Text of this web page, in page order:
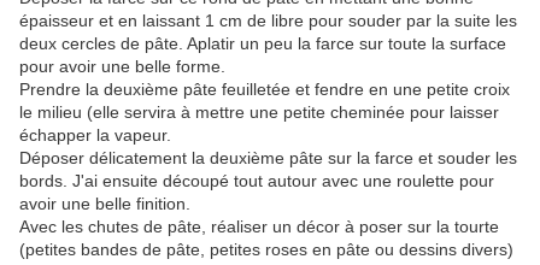
épaisseur et en laissant 1 cm de libre pour souder par la suite les
deux cercles de pâte. Aplatir un peu la farce sur toute la surface
pour avoir une belle forme.
Prendre la deuxième pâte feuilletée et fendre en une petite croix
le milieu (elle servira à mettre une petite cheminée pour laisser
échapper la vapeur.
Déposer délicatement la deuxième pâte sur la farce et souder les
bords. J'ai ensuite découpé tout autour avec une roulette pour
avoir une belle finition.
Avec les chutes de pâte, réaliser un décor à poser sur la tourte
(petites bandes de pâte, petites roses en pâte ou dessins divers)